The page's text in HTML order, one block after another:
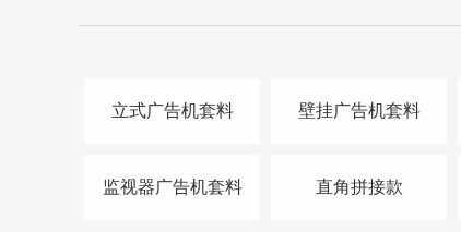
立式广告机套料 壁挂广告机套料
监视器广告机套料 直角拼接款